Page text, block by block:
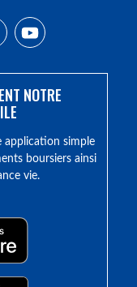
NOTRE
application simple
boursiers ainsi
vie.